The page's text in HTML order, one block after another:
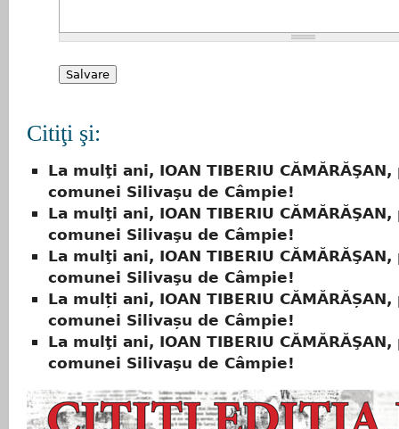
Citiţi şi:
La mulţi ani, IOAN TIBERIU
comunei Silivaşu de Câmpie!
La mulţi ani, IOAN TIBERIU
comunei Silivaşu de Câmpie!
La mulţi ani, IOAN TIBERIU
comunei Silivaşu de Câmpie!
La mulți ani, IOAN TIBERIU
comunei Silivașu de Câmpie!
La mulţi ani, IOAN TIBERIU
comunei Silivaşu de Câmpie!